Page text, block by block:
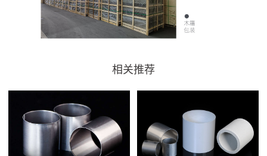
相关推荐